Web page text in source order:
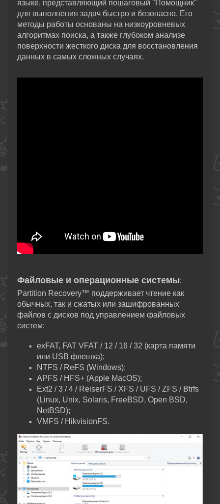
языке, представляющий пошаговый "Помощник"
для выполнения задач быстро и безопасно. Его
методы работы основаны на низкоуровневых
алгоритмах поиска, а также глубоком анализе
поверхности жесткого диска для восстановления
данных в самых сложных случаях.
Файловые и операционные системы:
Partition Recovery™ поддерживает чтение как
обычных, так и сжатых или зашифрованных
файлов с дисков под управлением файловых
систем:
exFAT, FAT VFAT / 12 / 16 / 32 (карта памяти
или USB флешка);
NTFS / ReFS (Windows);
APFS / HFS+ (Apple MacOS);
Ext2 / 3 / 4 / ReiserFS / XFS / UFS / ZFS / Btrfs
(Linux, Unix, Solaris, FreeBSD, Open BSD,
NetBSD);
VMFS / HikvisionFS.